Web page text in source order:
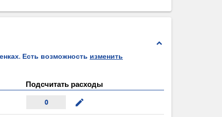
expand_less
Есть возможность изменить
Подсчитать расходы
0 mode_edit